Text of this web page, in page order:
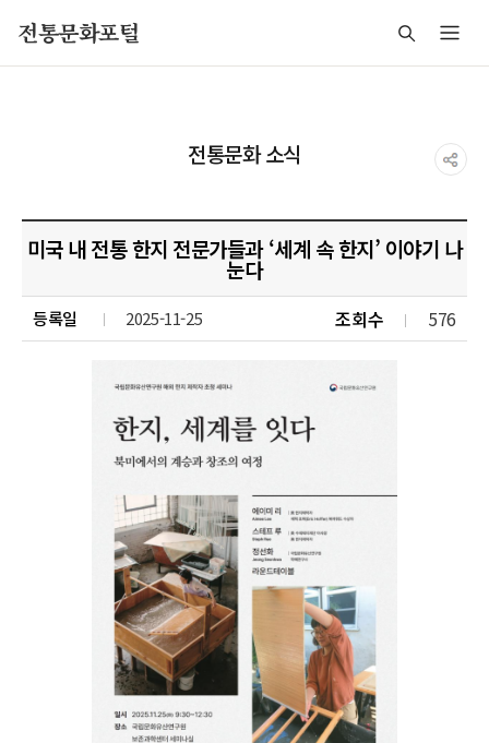
전통문화포털
전통문화 소식
미국 내 전통 한지 전문가들과 ‘세계 속 한지’ 이야기 나
눈다
등록일 2025-11-25 조회수 576